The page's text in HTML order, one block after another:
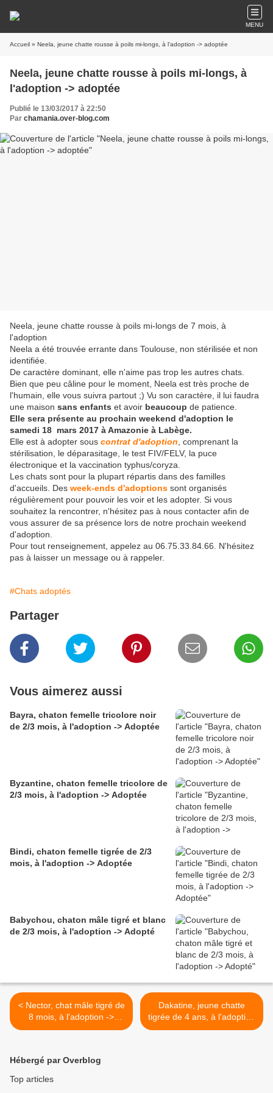
MENU
Accueil » Neela, jeune chatte rousse à poils mi-longs, à l'adoption -> adoptée
Neela, jeune chatte rousse à poils mi-longs, à
l'adoption -> adoptée
Publié le 13/03/2017 à 22:50
Par chamania.over-blog.com
Neela, jeune chatte rousse à poils mi-longs de 7 mois, à
l'adoption
Neela a été trouvée errante dans Toulouse, non stérilisée et non
identifiée.
De caractère dominant, elle n'aime pas trop les autres chats.
Bien que peu câline pour le moment, Neela est très proche de
l'humain, elle vous suivra partout ;) Vu son caractère, il lui faudra
une maison sans enfants et avoir beaucoup de patience.
Elle sera présente au prochain weekend d'adoption le
samedi 18 mars 2017 à Amazonie à Labège.
Elle est à adopter sous contrat d'adoption , comprenant la
stérilisation, le déparasitage, le test FIV/FELV, la puce
électronique et la vaccination typhus/coryza.
Les chats sont pour la plupart répartis dans des familles
d'accueils. Des week-ends d'adoptions sont organisés
régulièrement pour pouvoir les voir et les adopter. Si vous
souhaitez la rencontrer, n'hésitez pas à nous contacter afin de
vous assurer de sa présence lors de notre prochain weekend
d'adoption.
Pour tout renseignement, appelez au 06.75.33.84.66. N'hésitez
pas à laisser un message ou à rappeler.
#Chats adoptés
Partager
Vous aimerez aussi
Bayra, chaton femelle tricolore noir
de 2/3 mois, à l'adoption -> Adoptée
Byzantine, chaton femelle tricolore de
2/3 mois, à l'adoption -> Adoptée
Bindi, chaton femelle tigrée de 2/3
mois, à l'adoption -> Adoptée
Babychou, chaton mâle tigré et blanc
de 2/3 mois, à l'adoption -> Adopté
< Nector, chat mâle tigré de
8 mois, à l'adoption ->
adopté
Dakatine, jeune chatte
tigrée de 4 ans, à l'adoption
-> adoptée >
Hébergé par Overblog
Top articles